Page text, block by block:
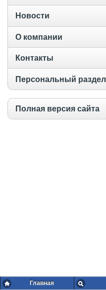
Новости
О компании
Контакты
Персональный раздел
Полная версия сайта
Главная